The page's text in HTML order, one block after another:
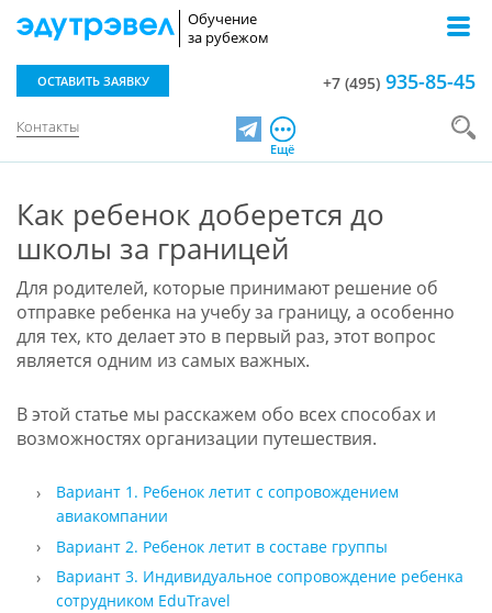
Обучение
за рубежом
Контакты
ОСТАВИТЬ ЗАЯВКУ +7 (495) 935-85-45
TelegramЕщё
Как ребенок доберется до
школы за границей
Для родителей, которые принимают решение об
отправке ребенка на учебу за границу, а особенно
для тех, кто делает это в первый раз, этот вопрос
является одним из самых важных.
В этой статье мы расскажем обо всех способах и
возможностях организации путешествия.
Вариант 1. Ребенок летит с сопровождением
авиакомпании
Вариант 2. Ребенок летит в составе группы
Вариант 3. Индивидуальное сопровождение ребенка
сотрудником EduTravel